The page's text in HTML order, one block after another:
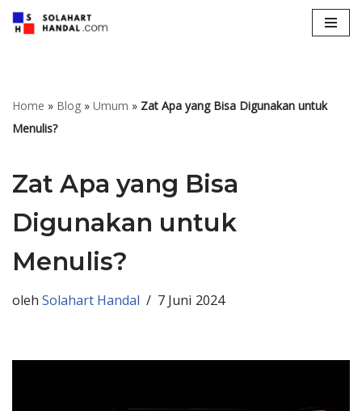
Home » Blog » Umum » Zat Apa yang Bisa Digunakan untuk
Menulis?
Zat Apa yang Bisa
Digunakan untuk
Menulis?
oleh Solahart Handal 7 Juni 2024